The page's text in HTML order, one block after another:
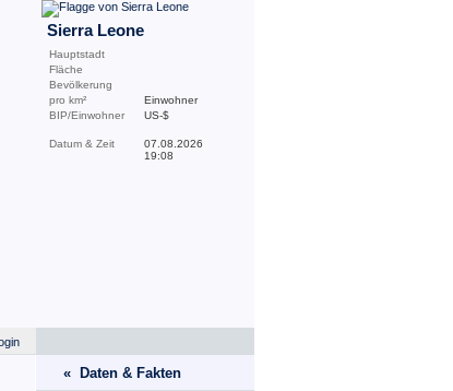
Sierra Leone
Hauptstadt
Fläche
Bevölkerung
pro km²
Einwohner
BIP/Einwohner
US-$
Datum & Zeit
07.08.2026
19:08
« Daten & Fakten